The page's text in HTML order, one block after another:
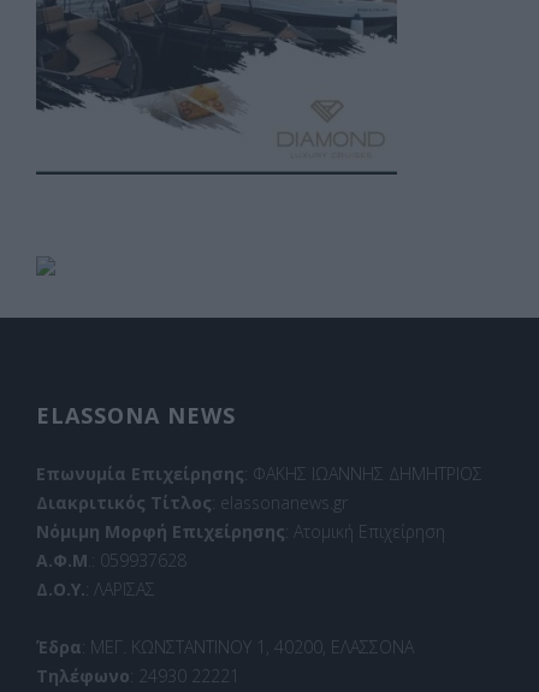
ELASSONA NEWS
Επωνυμία Επιχείρησης: ΦΑΚΗΣ ΙΩΑΝΝΗΣ ΔΗΜΗΤΡΙΟΣ
Διακριτικός Τίτλος: elassonanews.gr
Νόμιμη Μορφή Επιχείρησης: Ατομική Επιχείρηση
Α.Φ.Μ.: 059937628
Δ.Ο.Υ.: ΛΑΡΙΣΑΣ
Έδρα: ΜΕΓ. ΚΩΝΣΤΑΝΤΙΝΟΥ 1, 40200, ΕΛΑΣΣΟΝΑ
Τηλέφωνο: 24930 22221